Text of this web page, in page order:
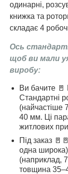
одинарні,
книжка та
складає 4
Ось
щоб ви мали
виробу:
Ви бачите 🚪
Стандартні
(найчастіше
40 мм. Ці
житлових
Під заказ 🚪🚪
одна
(наприклад,
товщина